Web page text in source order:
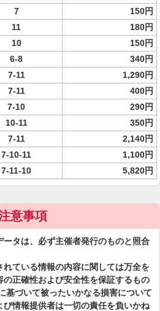
7
150円
11
180円
10
150円
6-8
340円
7-11 1,290円
7-11
400円
7-10
290円
10-11
350円
7-11
2,140円
7-10-11
1,100円
7-11-10 5,820円
意事項
タは、必ず主催者発行のものと照合
ている情報の内容に関しては万全を
正確性および安全性を保証するもの
基づいて被ったいかなる損害について
情報提供者は一切の責任を負いかね